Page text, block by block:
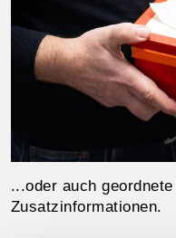
...oder auch
Zusatzinformationen.